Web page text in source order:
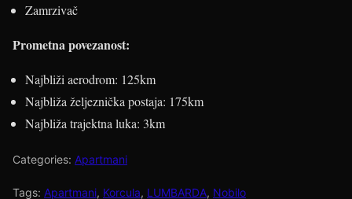
Zamrzivač
Prometna povezanost:
Najbliži aerodrom: 125km
Najbliža željeznička postaja: 175km
Najbliža trajektna luka: 3km
Categories: Apartmani
Tags: Apartmani, Korcula, LUMBARDA, Nobilo